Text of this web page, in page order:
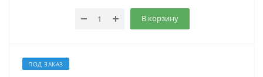
В корзину
ПОД ЗАКАЗ